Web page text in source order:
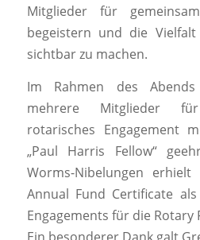
Mitglieder für
begeistern und die
sichtbar zu machen.
Im Rahmen des
mehrere Mitglieder
rotarisches Engagement
„Paul Harris Fellow“
Worms-Nibelungen
Annual Fund Certificate
Engagements für die Rotary